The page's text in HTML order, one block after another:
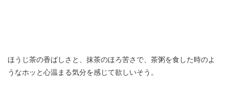
ほうじ茶の香ばしさと、抹茶のほろ苦さで、茶粥を食した時のよ
うなホッと心温まる気分を感じて欲しいそう。